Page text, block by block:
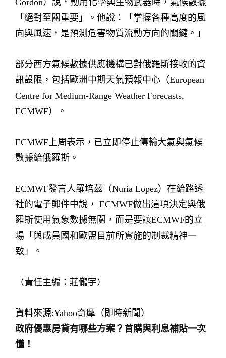
Gordon）說，動用化學與生物武器時，氣候數據
「絕對至關重要」。他說：「掌握各種高度的風
向與風速，是預測危害物質流動方向的關鍵。」
部分西方氣候數據供應機構已對俄羅斯接收的資
訊設限，包括歐洲中期天氣預報中心（European
Centre for Medium-Range Weather Forecasts,
ECMWF）。
ECMWF上周表示，已立即停止傳輸大氣與氣候
數據給俄羅斯。
ECMWF發言人羅培茲（Nuria Lopez）在給路透
社的電子郵件中說， ECMWF做出這項決定與俄
羅斯使用氣象數據無關，而是要讓ECMWF的立
場「與成員國和歐盟目前所實施的制裁精神一
致」。
（責任主編：莊儱宇）
資料來源:Yahoo奇摩（即時新聞）
政府優惠房貸有哪些方案？首購與利息補貼一次
懂！